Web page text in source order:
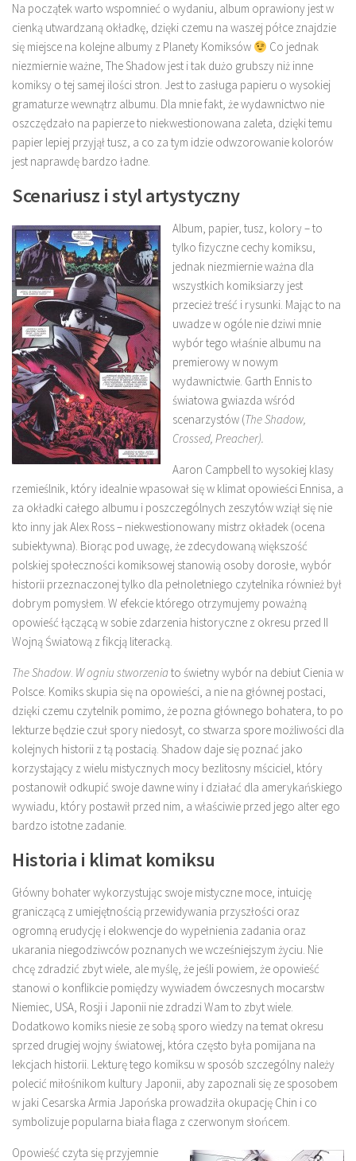
Na początek warto wspomnieć o wydaniu, album oprawiony jest w
cienką utwardzaną okładkę, dzięki czemu na waszej półce znajdzie
się miejsce na kolejne albumy z Planety Komiksów
Co jednak
niezmiernie ważne, The Shadow jest i tak dużo grubszy niż inne
komiksy o tej samej ilości stron. Jest to zasługa papieru o wysokiej
gramaturze wewnątrz albumu. Dla mnie fakt, że wydawnictwo nie
oszczędzało na papierze to niekwestionowana zaleta, dzięki temu
papier lepiej przyjął tusz, a co za tym idzie odwzorowanie kolorów
jest naprawdę bardzo ładne.
Scenariusz i styl artystyczny
Album, papier, tusz, kolory – to
tylko fizyczne cechy komiksu,
jednak niezmiernie ważna dla
wszystkich komiksiarzy jest
przecież treść i rysunki. Mając to na
uwadze w ogóle nie dziwi mnie
wybór tego właśnie albumu na
premierowy w nowym
wydawnictwie. Garth Ennis to
światowa gwiazda wśród
scenarzystów (The Shadow,
Crossed, Preacher).
Aaron Campbell to wysokiej klasy
rzemieślnik, który idealnie wpasował się w klimat opowieści Ennisa, a
za okładki całego albumu i poszczególnych zeszytów wziął się nie
kto inny jak Alex Ross – niekwestionowany mistrz okładek (ocena
subiektywna). Biorąc pod uwagę, że zdecydowaną większość
polskiej społeczności komiksowej stanowią osoby dorosłe, wybór
historii przeznaczonej tylko dla pełnoletniego czytelnika również był
dobrym pomysłem. W efekcie którego otrzymujemy poważną
opowieść łączącą w sobie zdarzenia historyczne z okresu przed II
Wojną Światową z fikcją literacką.
The Shadow. W ogniu stworzeniato świetny wybór na debiut Cienia w
Polsce. Komiks skupia się na opowieści, a nie na głównej postaci,
dzięki czemu czytelnik pomimo, że pozna głównego bohatera, to po
lekturze będzie czuł spory niedosyt, co stwarza spore możliwości dla
kolejnych historii z tą postacią. Shadow daje się poznać jako
korzystający z wielu mistycznych mocy bezlitosny mściciel, który
postanowił odkupić swoje dawne winy i działać dla amerykańskiego
wywiadu, który postawił przed nim, a właściwie przed jego alter ego
bardzo istotne zadanie.
Historia i klimat komiksu
Główny bohater wykorzystując swoje mistyczne moce, intuicję
graniczącą z umiejętnością przewidywania przyszłości oraz
ogromną erudycję i elokwencje do wypełnienia zadania oraz
ukarania niegodziwców poznanych we wcześniejszym życiu. Nie
chcę zdradzić zbyt wiele, ale myślę, że jeśli powiem, że opowieść
stanowi o konflikcie pomiędzy wywiadem ówczesnych mocarstw
Niemiec, USA, Rosji i Japonii nie zdradzi Wam to zbyt wiele.
Dodatkowo komiks niesie ze sobą sporo wiedzy na temat okresu
sprzed drugiej wojny światowej, która często była pomijana na
lekcjach historii. Lekturę tego komiksu w sposób szczególny należy
polecić miłośnikom kultury Japonii, aby zapoznali się ze sposobem
w jaki Cesarska Armia Japońska prowadziła okupację Chin i co
symbolizuje popularna biała flaga z czerwonym słońcem.
Opowieść czyta się przyjemnie